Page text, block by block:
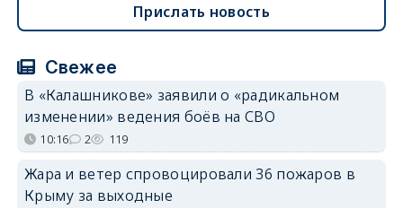
Прислать новость
Свежее
В «Калашникове» заявили о «радикальном
изменении» ведения боёв на СВО
10:16 2 119
Жара и ветер спровоцировали 36 пожаров в
Крыму за выходные